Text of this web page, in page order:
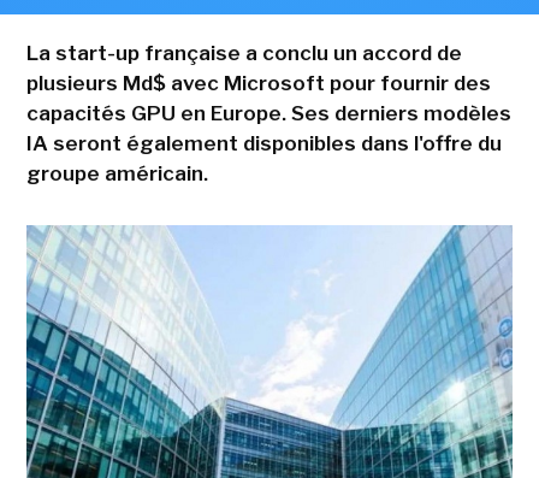
La start-up française a conclu un accord de
plusieurs Md$ avec Microsoft pour fournir des
capacités GPU en Europe. Ses derniers modèles
IA seront également disponibles dans l'offre du
groupe américain.